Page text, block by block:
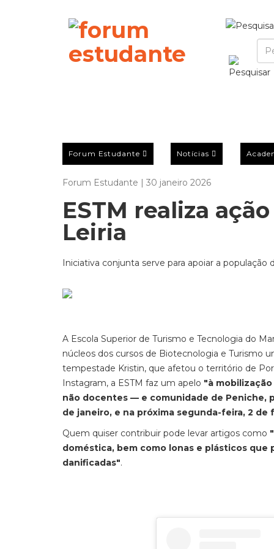
Forum Estudante Notícias
Forum Estudante | 30 janeiro 2026
ESTM realiza
Leiria
Iniciativa conjunta serve para apoiar a
A Escola Superior de Turismo e Tecnologia do
núcleos dos cursos de Biotecnologia e Turismo
tempestade Kristin, que afetou o território de
Instagram, a ESTM faz um apelo "à
não docentes — e comunidade de Peniche,
de janeiro, e na próxima segunda-feira, 2
Quem quiser contribuir pode levar artigos como
doméstica, bem como lonas e plásticos
danificadas".